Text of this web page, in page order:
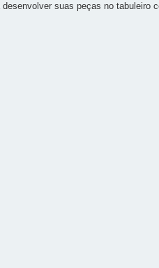
suas peças no tabuleiro